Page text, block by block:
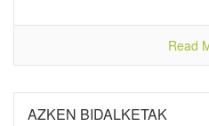
Read
AZKEN BIDALKETAK